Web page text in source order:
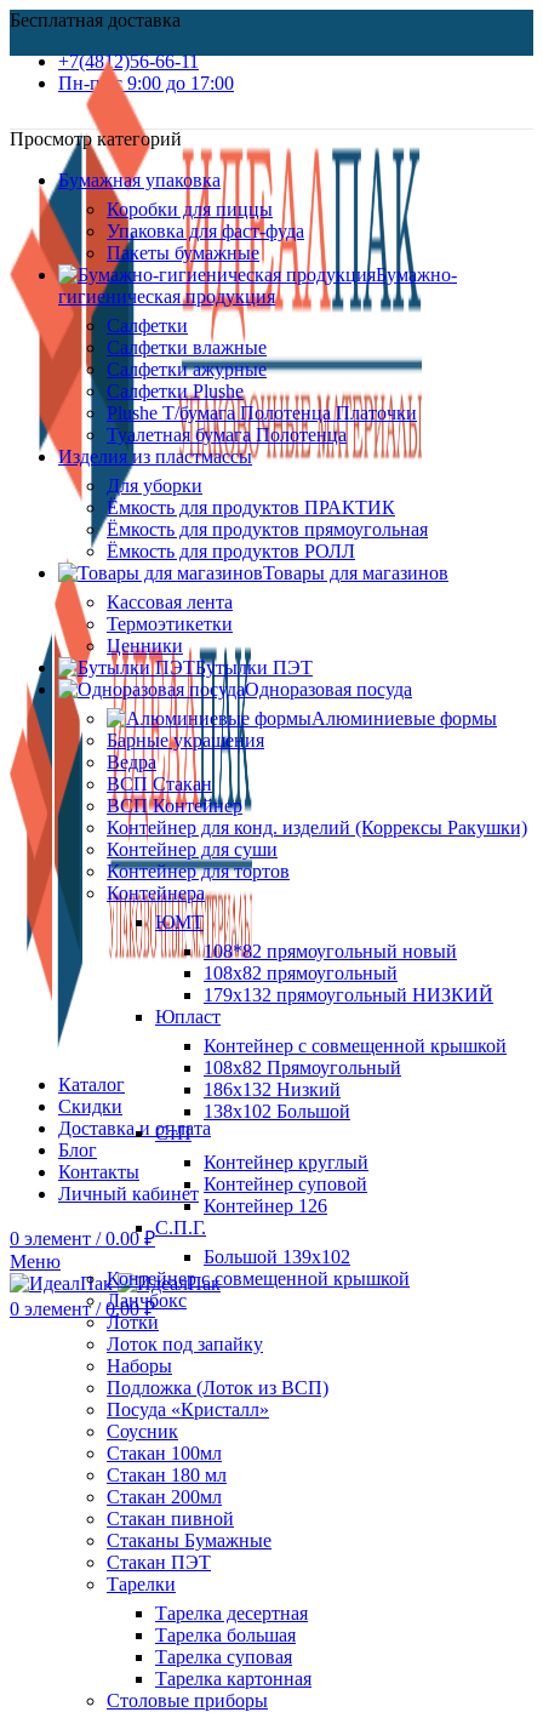
Бесплатная доставка
+7(4812)56-66-11
Пн-пт c 9:00 до 17:00
Каталог
Скидки
Доставка и оплата
Блог
Контакты
Личный кабинет
0 элемент / 0.00₽
Меню
0 элемент / 0.00₽
Просмотр категорий
Бумажная упаковка
Коробки для пиццы
Упаковка для фаст-фуда
Пакеты бумажные
Бумажно-
гигиеническая продукция
Салфетки
Салфетки влажные
Салфетки ажурные
Салфетки Plushe
Plushe Т/бумага Полотенца Платочки
Туалетная бумага Полотенца
Изделия из пластмассы
Для уборки
Ёмкость для продуктов ПРАКТИК
Ёмкость для продуктов прямоугольная
Ёмкость для продуктов РОЛЛ
Товары для магазинов
Кассовая лента
Термоэтикетки
Ценники
Бутылки ПЭТ
Одноразовая посуда
Алюминиевые формы
Барные украшения
Ведра
ВСП Стакан
ВСП Контейнер
Контейнер для конд. изделий (Коррексы Ракушки)
Контейнер для суши
Контейнер для тортов
Контейнера
ЮМТ
108*82 прямоугольный новый
108х82 прямоугольный
179х132 прямоугольный НИЗКИЙ
Юпласт
Контейнер с совмещенной крышкой
108х82 Прямоугольный
186х132 Низкий
138х102 Большой
СтП
Контейнер круглый
Контейнер суповой
Контейнер 126
С.П.Г.
Большой 139х102
Контейнер с совмещенной крышкой
Ланчбокс
Лотки
Лоток под запайку
Наборы
Подложка (Лоток из ВСП)
Посуда «Кристалл»
Соусник
Стакан 100мл
Стакан 180 мл
Стакан 200мл
Стакан пивной
Стаканы Бумажные
Стакан ПЭТ
Тарелки
Тарелка десертная
Тарелка большая
Тарелка суповая
Тарелка картонная
Столовые приборы